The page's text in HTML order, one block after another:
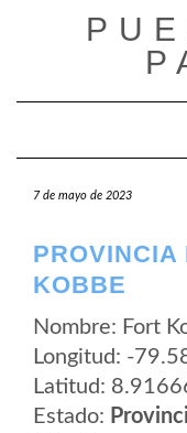
7 de mayo de 2023
PROVINCIA
KOBBE
Nombre: Fort
Longitud: -
Latitud:
Estado: